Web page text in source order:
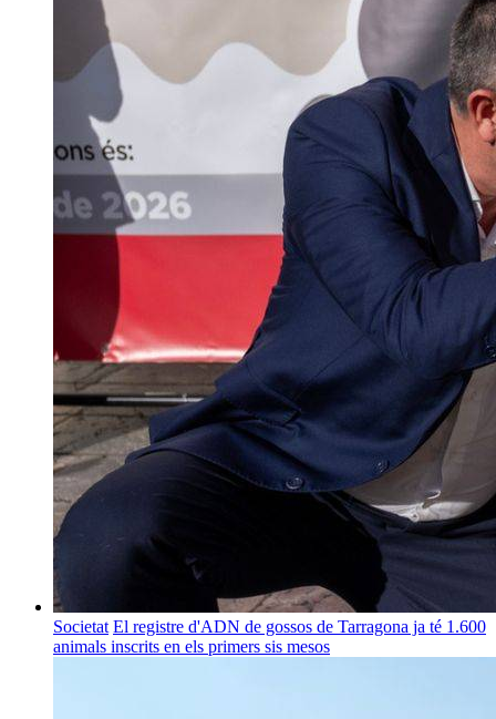
Societat El registre d'ADN de gossos de Tarragona ja té 1.600
animals inscrits en els primers sis mesos